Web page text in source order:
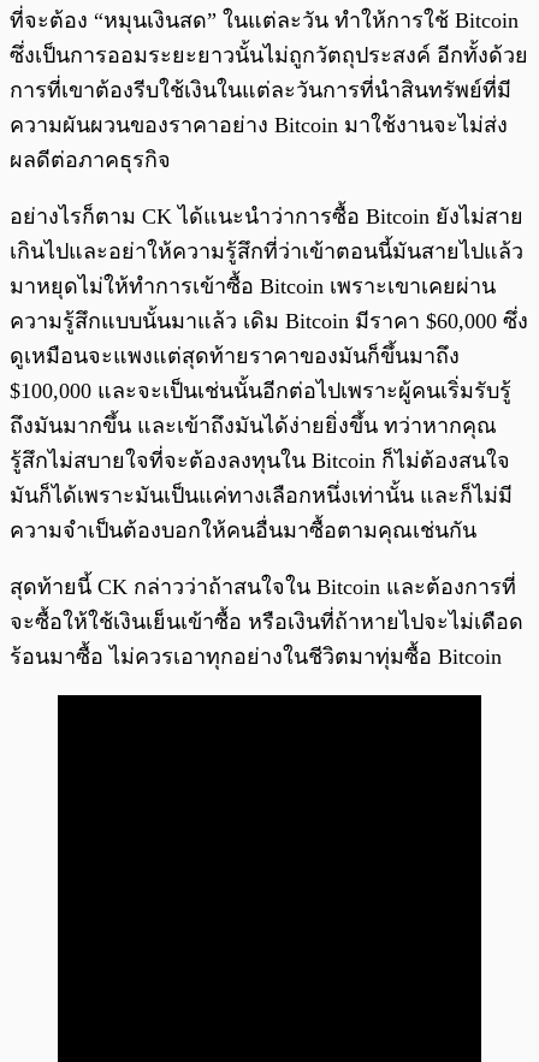
ที่จะต้อง “หมุนเงินสด” ในแต่ละวัน ทำให้การใช้ Bitcoin
ซึ่งเป็นการออมระยะยาวนั้นไม่ถูกวัตถุประสงค์ อีกทั้งด้วย
การที่เขาต้องรีบใช้เงินในแต่ละวันการที่นำสินทรัพย์ที่มี
ความผันผวนของราคาอย่าง Bitcoin มาใช้งานจะไม่ส่ง
ผลดีต่อภาคธุรกิจ
อย่างไรก็ตาม CK ได้แนะนำว่าการซื้อ Bitcoin ยังไม่สาย
เกินไปและอย่าให้ความรู้สึกที่ว่าเข้าตอนนี้มันสายไปแล้ว
มาหยุดไม่ให้ทำการเข้าซื้อ Bitcoin เพราะเขาเคยผ่าน
ความรู้สึกแบบนั้นมาแล้ว เดิม Bitcoin มีราคา $60,000 ซึ่ง
ดูเหมือนจะแพงแต่สุดท้ายราคาของมันก็ขึ้นมาถึง
$100,000 และจะเป็นเช่นนั้นอีกต่อไปเพราะผู้คนเริ่มรับรู้
ถึงมันมากขึ้น และเข้าถึงมันได้ง่ายยิ่งขึ้น ทว่าหากคุณ
รู้สึกไม่สบายใจที่จะต้องลงทุนใน Bitcoin ก็ไม่ต้องสนใจ
มันก็ได้เพราะมันเป็นแค่ทางเลือกหนึ่งเท่านั้น และก็ไม่มี
ความจำเป็นต้องบอกให้คนอื่นมาซื้อตามคุณเช่นกัน
สุดท้ายนี้ CK กล่าวว่าถ้าสนใจใน Bitcoin และต้องการที่
จะซื้อให้ใช้เงินเย็นเข้าซื้อ หรือเงินที่ถ้าหายไปจะไม่เดือด
ร้อนมาซื้อ ไม่ควรเอาทุกอย่างในชีวิตมาทุ่มซื้อ Bitcoin